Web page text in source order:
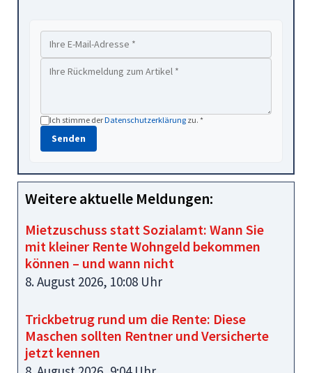
Ich stimme derDatenschutzerklärung zu. *
Senden
Weitere aktuelle Meldungen:
Mietzuschuss statt Sozialamt: Wann Sie
mit kleiner Rente Wohngeld bekommen
können – und wann nicht
8. August 2026, 10:08 Uhr
Trickbetrug rund um die Rente: Diese
Maschen sollten Rentner und Versicherte
jetzt kennen